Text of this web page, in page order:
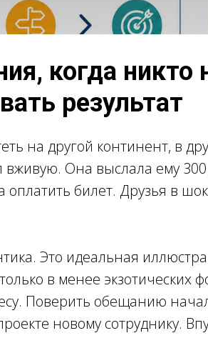
когда
результат
на другой континент, в
Она выслала ему
билет. Друзья в
Это идеальная
в менее экзотических
Поверить обещанию
новому сотруднику.